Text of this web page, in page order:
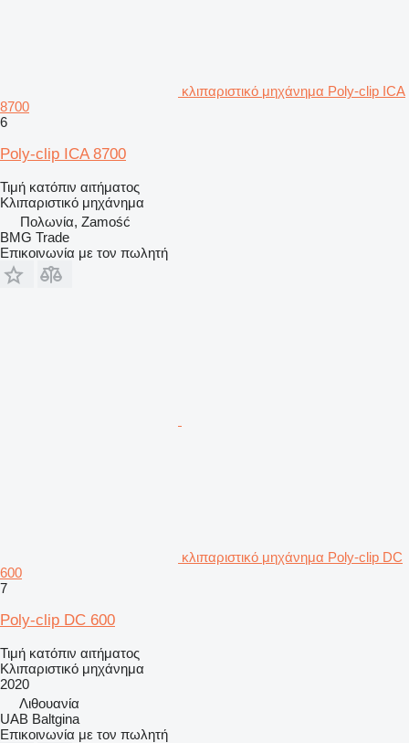
κλιπαριστικό μηχάνημα Poly-clip ICA
8700
6
Poly-clip ICA 8700
Τιμή κατόπιν αιτήματος
Κλιπαριστικό μηχάνημα
Πολωνία, Zamość
BMG Trade
Επικοινωνία με τον πωλητή
κλιπαριστικό μηχάνημα Poly-clip DC
600
7
Poly-clip DC 600
Τιμή κατόπιν αιτήματος
Κλιπαριστικό μηχάνημα
2020
Λιθουανία
UAB Baltgina
Επικοινωνία με τον πωλητή